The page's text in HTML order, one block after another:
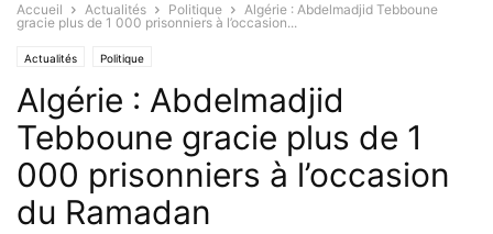
Accueil Actualités Politique
Algérie : Abdelmadjid Tebboune
gracie plus de 1 000 prisonniers à l’occasion...
Actualités Politique
Algérie : Abdelmadjid
Tebboune gracie plus de 1
000 prisonniers à l’occasion
du Ramadan